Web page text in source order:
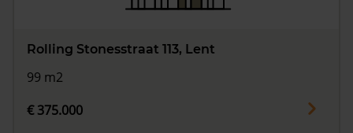
Rolling Stonesstraat 113, Lent
99 m2
€ 375.000